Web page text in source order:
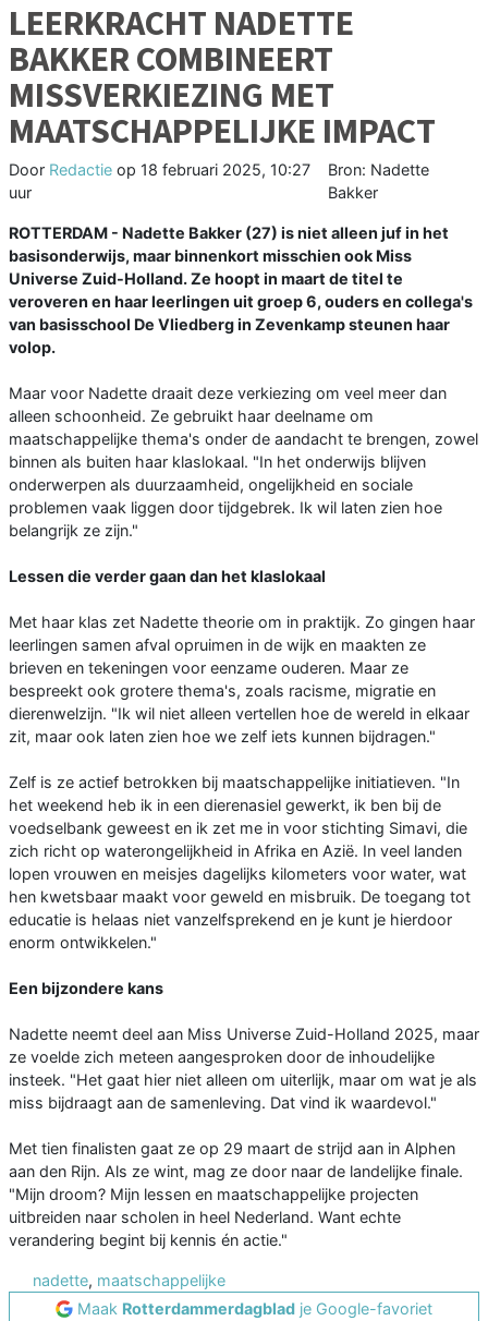
LEERKRACHT NADETTE
BAKKER COMBINEERT
MISSVERKIEZING MET
MAATSCHAPPELIJKE IMPACT
Door Redactie op 18 februari 2025, 10:27
uur
Bron: Nadette
Bakker
ROTTERDAM - Nadette Bakker (27) is niet alleen juf in het
basisonderwijs, maar binnenkort misschien ook Miss
Universe Zuid-Holland. Ze hoopt in maart de titel te
veroveren en haar leerlingen uit groep 6, ouders en collega's
van basisschool De Vliedberg in Zevenkamp steunen haar
volop.
Maar voor Nadette draait deze verkiezing om veel meer dan
alleen schoonheid. Ze gebruikt haar deelname om
maatschappelijke thema's onder de aandacht te brengen, zowel
binnen als buiten haar klaslokaal. "In het onderwijs blijven
onderwerpen als duurzaamheid, ongelijkheid en sociale
problemen vaak liggen door tijdgebrek. Ik wil laten zien hoe
belangrijk ze zijn."
Lessen die verder gaan dan het klaslokaal
Met haar klas zet Nadette theorie om in praktijk. Zo gingen haar
leerlingen samen afval opruimen in de wijk en maakten ze
brieven en tekeningen voor eenzame ouderen. Maar ze
bespreekt ook grotere thema's, zoals racisme, migratie en
dierenwelzijn. "Ik wil niet alleen vertellen hoe de wereld in elkaar
zit, maar ook laten zien hoe we zelf iets kunnen bijdragen."
Zelf is ze actief betrokken bij maatschappelijke initiatieven. "In
het weekend heb ik in een dierenasiel gewerkt, ik ben bij de
voedselbank geweest en ik zet me in voor stichting Simavi, die
zich richt op waterongelijkheid in Afrika en Azië. In veel landen
lopen vrouwen en meisjes dagelijks kilometers voor water, wat
hen kwetsbaar maakt voor geweld en misbruik. De toegang tot
educatie is helaas niet vanzelfsprekend en je kunt je hierdoor
enorm ontwikkelen."
Een bijzondere kans
Nadette neemt deel aan Miss Universe Zuid-Holland 2025, maar
ze voelde zich meteen aangesproken door de inhoudelijke
insteek. "Het gaat hier niet alleen om uiterlijk, maar om wat je als
miss bijdraagt aan de samenleving. Dat vind ik waardevol."
Met tien finalisten gaat ze op 29 maart de strijd aan in Alphen
aan den Rijn. Als ze wint, mag ze door naar de landelijke finale.
"Mijn droom? Mijn lessen en maatschappelijke projecten
uitbreiden naar scholen in heel Nederland. Want echte
verandering begint bij kennis én actie."
nadette, maatschappelijke
Maak Rotterdammerdagblad je Google-favoriet